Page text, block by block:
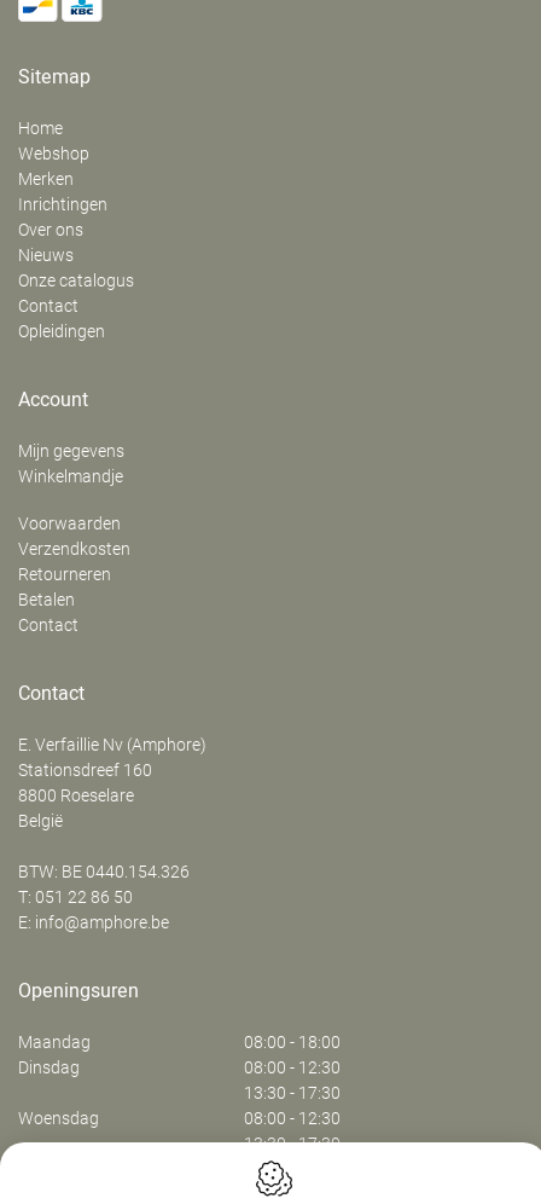
Sitemap
Home
Webshop
Merken
Inrichtingen
Over ons
Nieuws
Onze catalogus
Contact
Opleidingen
Account
Mijn gegevens
Winkelmandje
Voorwaarden
Verzendkosten
Retourneren
Betalen
Contact
Contact
E. Verfaillie Nv (Amphore)
‍Stationsdreef 160
8800 Roeselare
België
BTW: BE 0440.154.326
T: 051 22 86 50
E: info@amphore.be
Openingsuren
Maandag
08:00 - 18:00
Dinsdag
08:00 - 12:30
13:30 - 17:30
Woensdag
08:00 - 12:30
13:30 - 17:30
08:00 - 12:30
13:30 - 17:30